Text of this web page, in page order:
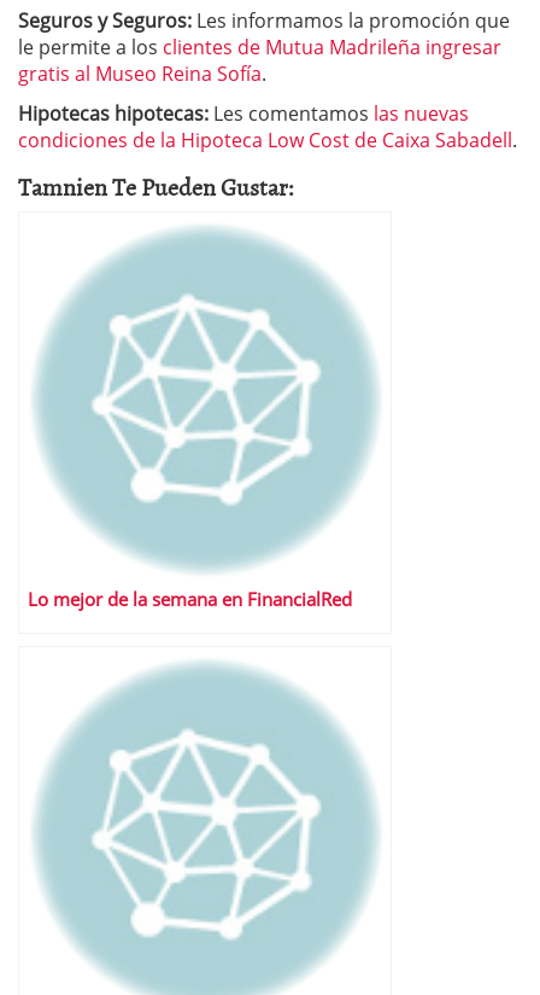
Seguros y Seguros: Les informamos la promoción que
le permite a los clientes de Mutua Madrileña ingresar
gratis al Museo Reina Sofía.
Hipotecas hipotecas: Les comentamos las nuevas
condiciones de la Hipoteca Low Cost de Caixa Sabadell.
Tamnien Te Pueden Gustar:
Lo mejor de la semana en FinancialRed